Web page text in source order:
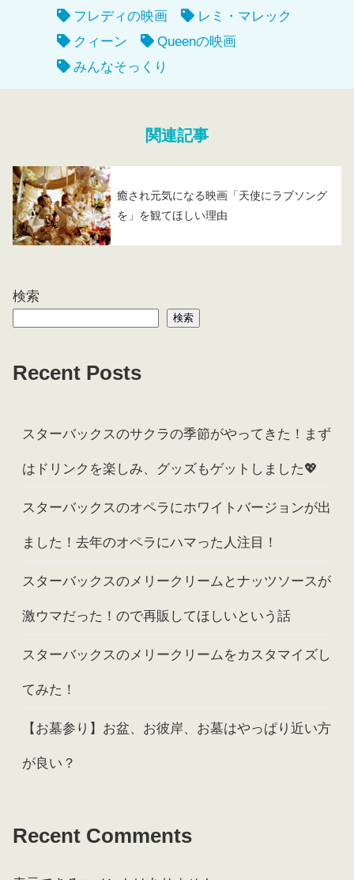
フレディの映画
レミ・マレック
クィーン
Queenの映画
みんなそっくり
関連記事
癒され元気になる映画「天使にラブソング
を」を観てほしい理由
検索
検索
Recent Posts
スターバックスのサクラの季節がやってきた！まず
はドリンクを楽しみ、グッズもゲットしました💖
スターバックスのオペラにホワイトバージョンが出
ました！去年のオペラにハマった人注目！
スターバックスのメリークリームとナッツソースが
激ウマだった！ので再販してほしいという話
スターバックスのメリークリームをカスタマイズし
てみた！
【お墓参り】お盆、お彼岸、お墓はやっぱり近い方
が良い？
Recent Comments